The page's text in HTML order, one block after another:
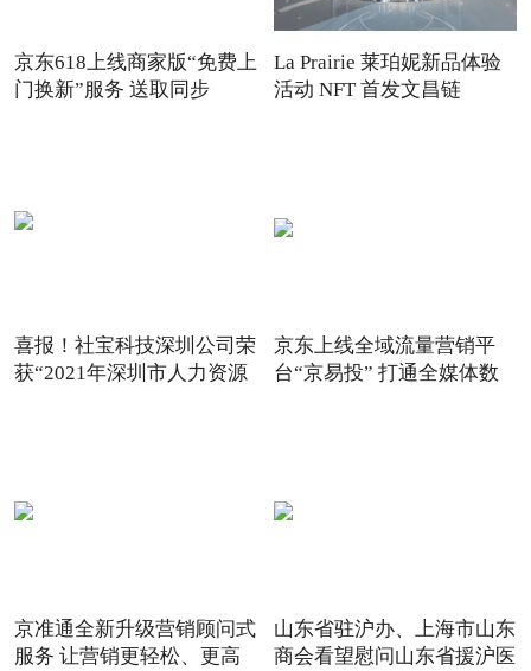
京东618上线商家版“免费上
门换新”服务 送取同步
La Prairie 莱珀妮新品体验
活动 NFT 首发文昌链
喜报！社宝科技深圳公司荣
获“2021年深圳市人力资源
京东上线全域流量营销平
台“京易投” 打通全媒体数
京准通全新升级营销顾问式
服务 让营销更轻松、更高
山东省驻沪办、上海市山东
商会看望慰问山东省援沪医